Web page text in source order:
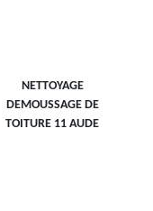
NETTOYAGE
DEMOUSSAGE DE
TOITURE 11 AUDE